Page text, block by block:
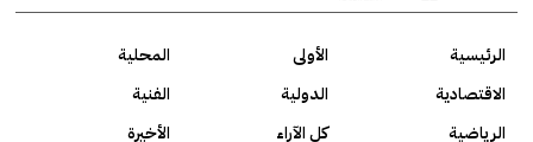
الرئيسية الأولى
المحلية
الاقتصادية
الدولية
الفنية
الرياضية
كل الآراء
الأخيرة